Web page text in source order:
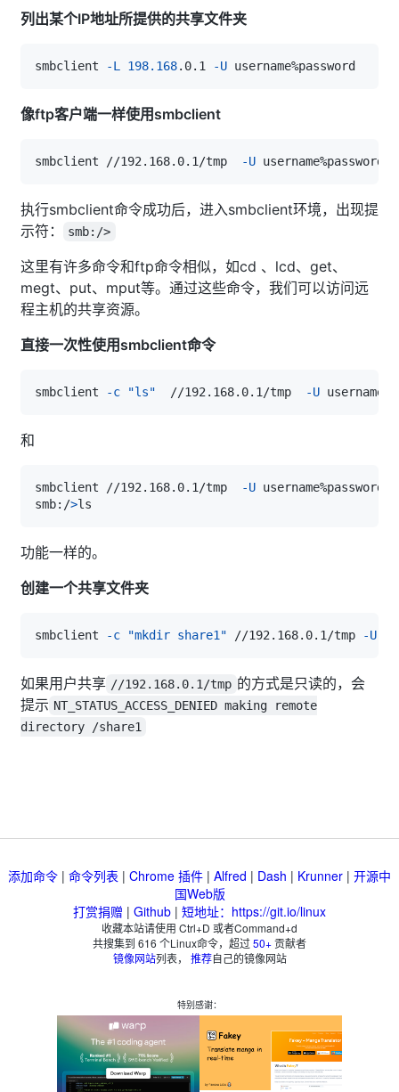
列出某个IP地址所提供的共享文件夹
smbclient -L 198.168.0.1 -U
像ftp客户端一样使用smbclient
smbclient //192.168.0.1/tmp -U
执行smbclient命令成功后，进入smbclient环境，出现提
示符：
smb:/>
这里有许多命令和ftp命令相似，如cd 、lcd、get、
megt、put、mput等。通过这些命令，我们可以访问远
程主机的共享资源。
直接一次性使用smbclient命令
smbclient -c "ls"
  //192.168.0.1/tmp
-U
和
smbclient //192.168.0.1/tmp -U
smb:/>
功能一样的。
创建一个共享文件夹
smbclient -c "mkdir share1" //192.168.0.1/tmp -U
如果用户共享 //192.168.0.1/tmp 的方式是只读的，会
提示 NT_STATUS_ACCESS_DENIED making remote
directory /share1
添加命令 | 命令列表 | Chrome 插件 | Alfred | Dash | Krunner | 开源中
国Web版
打赏捐赠 | Github | 短地址：https://git.io/linux
收藏本站请使用 Ctrl+D 或者Command+d
共搜集到 616 个Linux命令，超过50+贡献者
镜像网站列表， 推荐自己的镜像网站
特别感谢：